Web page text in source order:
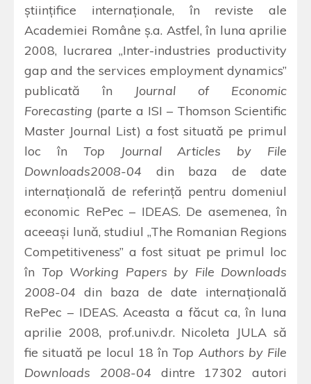
ştiinţifice internaţionale, în reviste ale
Academiei Române ş.a. Astfel, în luna aprilie
2008, lucrarea „Inter-industries productivity
gap and the services employment dynamics”
publicată în Journal of Economic
Forecasting (parte a ISI – Thomson Scientific
Master Journal List) a fost situată pe primul
loc în Top Journal Articles by File
Downloads2008-04 din baza de date
internaţională de referinţă pentru domeniul
economic RePec – IDEAS. De asemenea, în
aceeaşi lună, studiul „The Romanian Regions
Competitiveness” a fost situat pe primul loc
în Top Working Papers by File Downloads
2008-04 din baza de date internaţională
RePec – IDEAS. Aceasta a făcut ca, în luna
aprilie 2008, prof.univ.dr. Nicoleta JULA să
fie situată pe locul 18 înTop Authors by File
Downloads 2008-04 dintre 17302 autori